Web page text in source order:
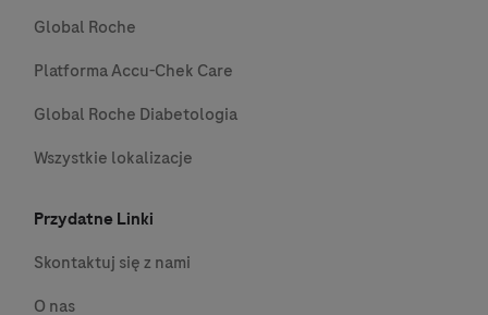
Global Roche
Platforma Accu-Chek Care
Global Roche Diabetologia
Wszystkie lokalizacje
Przydatne Linki
Skontaktuj się z nami
O nas